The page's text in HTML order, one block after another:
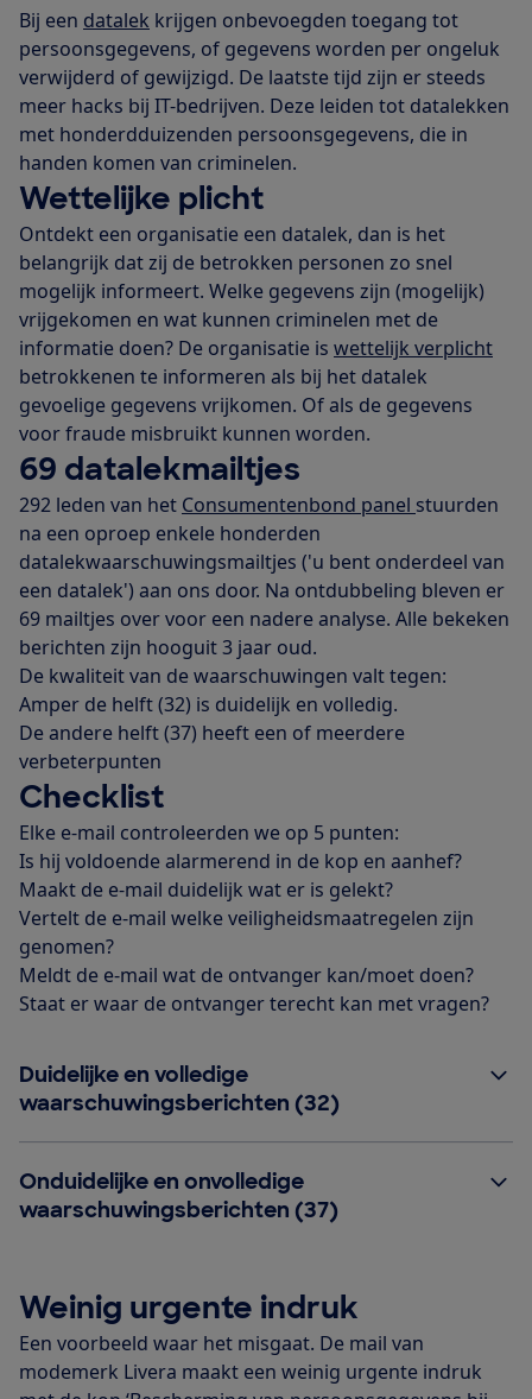
Bij een datalek krijgen onbevoegden toegang tot
persoonsgegevens, of gegevens worden per ongeluk
verwijderd of gewijzigd. De laatste tijd zijn er steeds
meer hacks bij IT-bedrijven. Deze leiden tot datalekken
met honderdduizenden persoonsgegevens, die in
handen komen van criminelen.
Wettelijke plicht
Ontdekt een organisatie een datalek, dan is het
belangrijk dat zij de betrokken personen zo snel
mogelijk informeert. Welke gegevens zijn (mogelijk)
vrijgekomen en wat kunnen criminelen met de
informatie doen? De organisatie is wettelijk verplicht
betrokkenen te informeren als bij het datalek
gevoelige gegevens vrijkomen. Of als de gegevens
voor fraude misbruikt kunnen worden.
69 datalekmailtjes
292 leden van het Consumentenbond panel stuurden
na een oproep enkele honderden
datalekwaarschuwingsmailtjes ('u bent onderdeel van
een datalek') aan ons door. Na ontdubbeling bleven er
69 mailtjes over voor een nadere analyse. Alle bekeken
berichten zijn hooguit 3 jaar oud.
De kwaliteit van de waarschuwingen valt tegen:
Amper de helft (32) is duidelijk en volledig.
De andere helft (37) heeft een of meerdere
verbeterpunten
Checklist
Elke e-mail controleerden we op 5 punten:
Is hij voldoende alarmerend in de kop en aanhef?
Maakt de e-mail duidelijk wat er is gelekt?
Vertelt de e-mail welke veiligheidsmaatregelen zijn
genomen?
Meldt de e-mail wat de ontvanger kan/moet doen?
Staat er waar de ontvanger terecht kan met vragen?
Duidelijke en volledige
waarschuwingsberichten (32)
Onduidelijke en onvolledige
waarschuwingsberichten (37)
Weinig urgente indruk
Een voorbeeld waar het misgaat. De mail van
modemerk Livera maakt een weinig urgente indruk